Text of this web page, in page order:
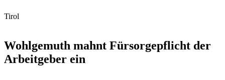
Tirol
Wohlgemuth mahnt Fürsorgepflicht der
Arbeitgeber ein